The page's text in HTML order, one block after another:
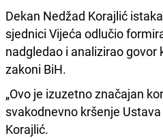
Dekan Nedžad Korajlić
sjednici Vijeća odlučio
nadgledao i analizirao govor
zakoni BiH.
„Ovo je izuzetno značajan
svakodnevno kršenje Ustava
Korajlić.